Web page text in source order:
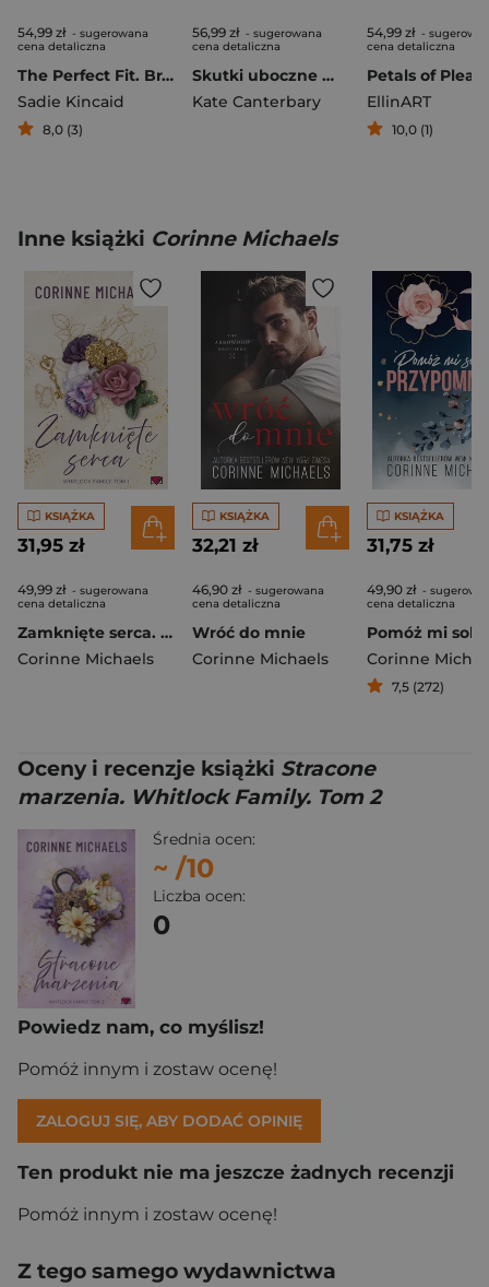
54,99 zł - sugerowana
cena detaliczna
The Perfect Fit. Brakujący element
Sadie Kincaid
8,0 (3)
56,99 zł - sugerowana
cena detaliczna
Skutki uboczne miłości
Kate Canterbary
54,99 zł -
cena detaliczna
EllinART
10,0 (1)
Inne książki Corinne Michaels
KSIĄŻKA
31,95 zł
49,99 zł - sugerowana
cena detaliczna
Zamknięte serca. Whitlock Family. Tom 1
Corinne Michaels
KSIĄŻKA
32,21 zł
46,90 zł - sugerowana
cena detaliczna
Wróć do mnie
Corinne Michaels
KSIĄŻKA
31,75 zł
49,90 zł -
cena detaliczna
Corinne
7,5 (272)
Oceny i recenzje książki Stracone
marzenia. Whitlock Family. Tom 2
Średnia ocen:
~ /10
Liczba ocen:
0
Powiedz nam, co myślisz!
Pomóż innym i zostaw ocenę!
ZALOGUJ SIĘ, ABY DODAĆ OPINIĘ
Ten produkt nie ma jeszcze żadnych recenzji
Pomóż innym i zostaw ocenę!
Z tego samego wydawnictwa